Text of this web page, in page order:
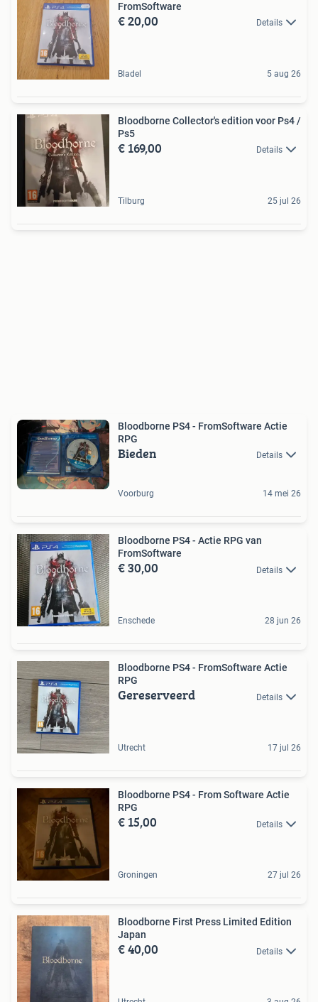
FromSoftware
€ 20,00 Details
Bladel 5 aug 26
Bloodborne Collector's edition voor Ps4 /
Ps5
€ 169,00 Details
Tilburg 25 jul 26
Bloodborne PS4 - FromSoftware Actie
RPG
Bieden Details
Voorburg 14 mei 26
Bloodborne PS4 - Actie RPG van
FromSoftware
€ 30,00 Details
Enschede 28 jun 26
Bloodborne PS4 - FromSoftware Actie
RPG
Gereserveerd Details
Utrecht 17 jul 26
Bloodborne PS4 - From Software Actie
RPG
€ 15,00 Details
Groningen 27 jul 26
Bloodborne First Press Limited Edition
Japan
€ 40,00 Details